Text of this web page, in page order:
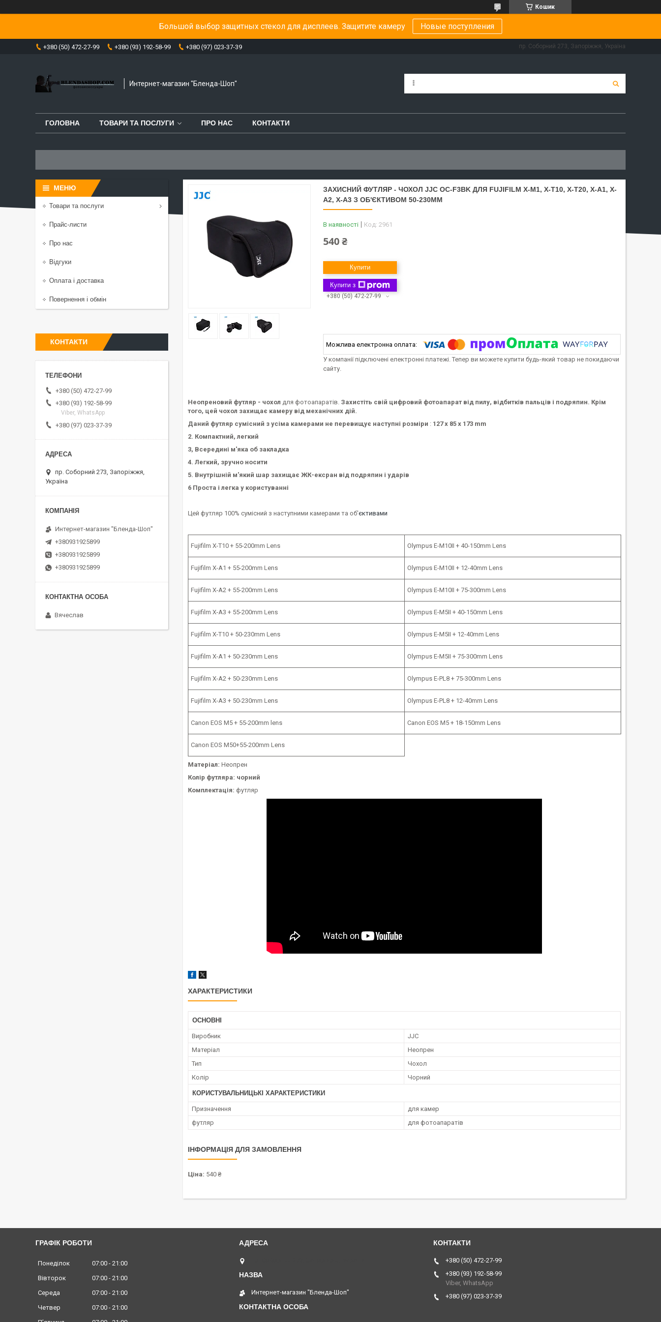
Кошик
Большой выбор защитных стекол для дисплеев. Защитите камеру Новые поступления
+380 (50) 472-27-99 +380 (93) 192-58-99 +380 (97) 023-37-39 пр. Соборний 273, Запоріжжя, Україна
Интернет-магазин "Бленда-Шоп"
ГОЛОВНА ТОВАРИ ТА ПОСЛУГИ ПРО НАС КОНТАКТИ
ЗАХИСНИЙ ФУТЛЯР - ЧОХОЛ JJC OC-F3BK ДЛЯ FUJIFILM X-M1, X-T10, X-T20, X-A1, X-
A2, X-A3 З ОБ'ЄКТИВОМ 50-230MM
В наявності Код: 2961
540 ₴
Купити
Купити з
+380 (50) 472-27-99
У компанії підключені електронні платежі. Тепер ви можете купити будь-який товар не покидаючи
сайту.
Неопреновий футляр - чохол для фотоапаратів. Захистіть свій цифровий фотоапарат від пилу, відбитків пальців і подряпин. Крім
того, цей чохол захищає камеру від механічних дій.
Даний футляр сумісний з усіма камерами не перевищує наступні розміри : 127 x 85 x 173 mm
2. Компактний, легкий
3, Всередині м'яка об закладка
4. Легкий, зручно носити
5. Внутрішній м'який шар захищає ЖК-ексран від подряпин і ударів
6 Проста і легка у користуванні
Цей футляр 100% сумісний з наступними камерами та об'єктивами
Fujifilm X-T10 + 55-200mm Lens Olympus E-M10II + 40-150mm Lens
Fujifilm X-A1 + 55-200mm Lens Olympus E-M10II + 12-40mm Lens
Fujifilm X-A2 + 55-200mm Lens Olympus E-M10II + 75-300mm Lens
Fujifilm X-A3 + 55-200mm Lens Olympus E-M5II + 40-150mm Lens
Fujifilm X-T10 + 50-230mm Lens Olympus E-M5II + 12-40mm Lens
Fujifilm X-A1 + 50-230mm Lens Olympus E-M5II + 75-300mm Lens
Fujifilm X-A2 + 50-230mm Lens Olympus E-PL8 + 75-300mm Lens
Fujifilm X-A3 + 50-230mm Lens Olympus E-PL8 + 12-40mm Lens
Canon EOS M5 + 55-200mm lens Canon EOS M5 + 18-150mm Lens
Canon EOS M50+55-200mm Lens
Матеріал: Неопрен
Колір футляра: чорний
Комплектація: футляр
ХАРАКТЕРИСТИКИ
ОСНОВНІ
Виробник
JJC
Матеріал
Неопрен
Тип
Чохол
Колір
Чорний
КОРИСТУВАЛЬНИЦЬКІ ХАРАКТЕРИСТИКИ
Призначення
для камер
футляр
для фотоапаратів
ІНФОРМАЦІЯ ДЛЯ ЗАМОВЛЕННЯ
Ціна: 540 ₴
Товари та послуги
Прайс-листи
Про нас
Відгуки
Оплата і доставка
Повернення і обмін
КОНТАКТИ
+380 (50) 472-27-99
+380 (93) 192-58-99
Viber, WhatsApp
+380 (97) 023-37-39
пр. Соборний 273, Запоріжжя,
Україна
Интернет-магазин "Бленда-Шоп"
+380931925899
+380931925899
+380931925899
Вячеслав
ГРАФІК РОБОТИ
Понеділок 07:00
21:00
Вівторок
07:00
21:00
Середа
07:00
21:00
Четвер
07:00
21:00
Интернет-магазин "Бленда-Шоп"
+380 (50) 472-27-99
+380 (93) 192-58-99
Viber, WhatsApp
+380 (97) 023-37-39